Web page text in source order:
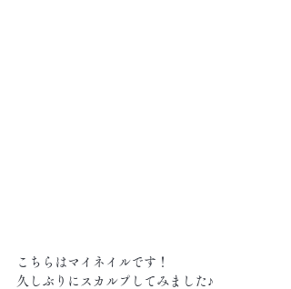
こちらはマイネイルです！
久しぶりにスカルプしてみました♪